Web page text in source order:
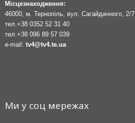
Місцезнаходження:
46000, м. Тернопіль, вул. Сагайдачного, 2/7
тел.+38 0352 52 31 40
тел.+38 096 89 57 039
e-mail: tv4@tv4.te.ua
Ми у соц мережах